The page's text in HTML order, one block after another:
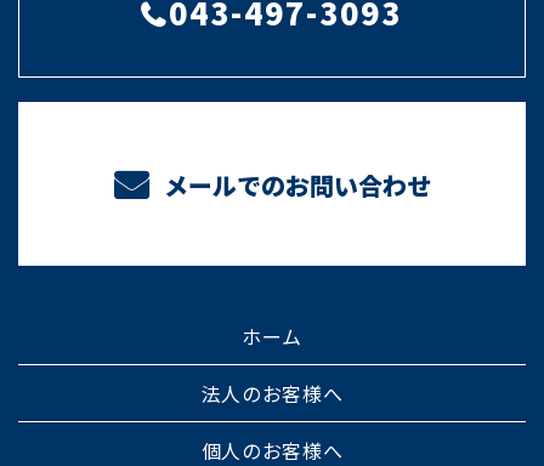
043-497-3093
メールでのお問い合わせ
ホーム
法人のお客様へ
個人のお客様へ